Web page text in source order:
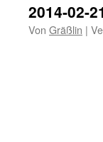
2014-02-
Von Gräßlin |